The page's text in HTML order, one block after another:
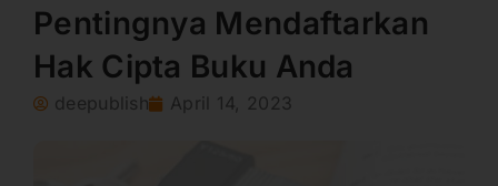
Pentingnya Mendaftarkan
Hak Cipta Buku Anda
deepublish April 14, 2023